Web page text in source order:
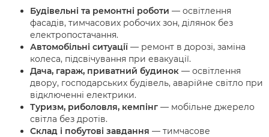
Будівельні та ремонтні роботи — освітлення
фасадів, тимчасових робочих зон, ділянок без
електропостачання.
Автомобільні ситуації — ремонт в дорозі, заміна
колеса, підсвічування при евакуації.
Дача, гараж, приватний будинок — освітлення
двору, господарських будівель, аварійне світло при
відключенні електрики.
Туризм, риболовля, кемпінг — мобільне джерело
світла без дротів.
Склад і побутові завдання — тимчасове